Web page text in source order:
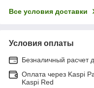
Все условия доставки
Условия оплаты
Безналичный расчет
Оплата через Kaspi
Kaspi Red